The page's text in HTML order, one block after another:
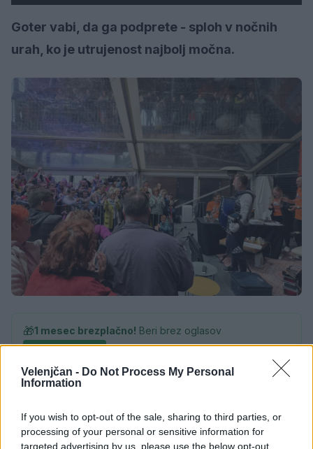
Velenjčan - Do Not Process My Personal
Information
If you wish to opt-out of the sale, sharing to third parties, or
processing of your personal or sensitive information for
targeted advertising by us, please use the below opt-out
Goter vabi, da ga podprete - sploh v nočnih
urah, ko je utrujenost najbolj močna.
🎁1 mesec brezplačno! Beri brez oglasov
KATEGORIJE Družba